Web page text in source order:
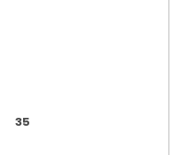
35